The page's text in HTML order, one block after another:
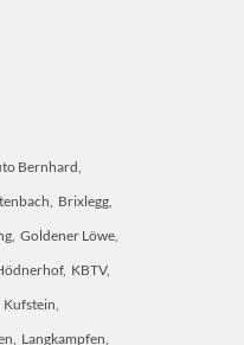
Bernhard
Brixlegg
Goldener Löwe
KBTV
Kufstein
Langkampfen